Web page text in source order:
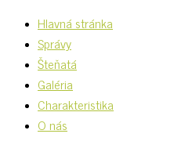
Hlavná stránka
Správy
Šteňatá
Galéria
Charakteristika
O nás